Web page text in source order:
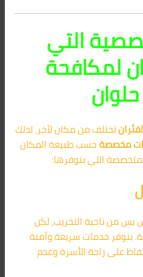
التي
لمكافحة
تختلف من مكان لآخر، لذلك
مخصصةحسب طبيعة المكان
اللي بنوفرها:
بس من ناحية التخريب، لكن
بنوفر خدمات سريعة وآمنة
على راحة الأسرة وعدم